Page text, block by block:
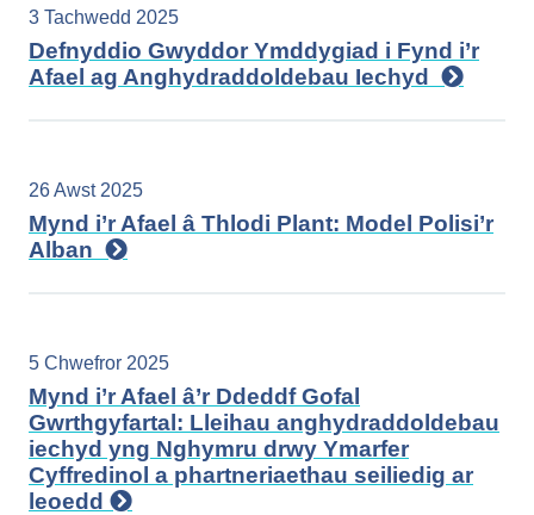
3 Tachwedd 2025
Defnyddio Gwyddor Ymddygiad i Fynd i’r
Afael ag Anghydraddoldebau Iechyd
26 Awst 2025
Mynd i’r Afael â Thlodi Plant: Model Polisi’r
Alban
5 Chwefror 2025
Mynd i’r Afael â’r Ddeddf Gofal
Gwrthgyfartal: Lleihau anghydraddoldebau
iechyd yng Nghymru drwy Ymarfer
Cyffredinol a phartneriaethau seiliedig ar
leoedd